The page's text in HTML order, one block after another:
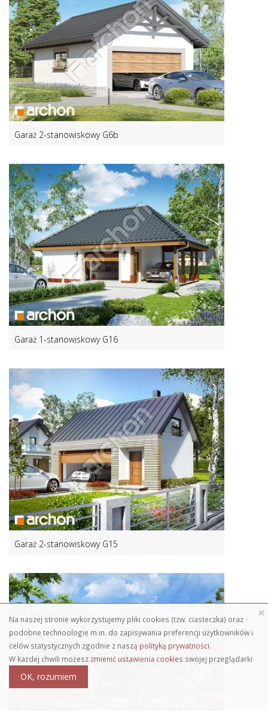
Garaż 2-stanowiskowy G6b
Garaż 1-stanowiskowy G16
Garaż 2-stanowiskowy G15
×
Na naszej stronie wykorzystujemy pliki cookies (tzw. ciasteczka) oraz
podobne technoologie m.in. do zapisywania preferencji użytkowników i
celów statystycznych zgodnie z naszą polityką prywatności.
W każdej chwili możesz zmienić ustawienia cookies swojej przeglądarki
OK, rozumiem